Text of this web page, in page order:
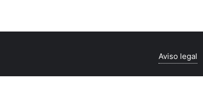
Aviso legal